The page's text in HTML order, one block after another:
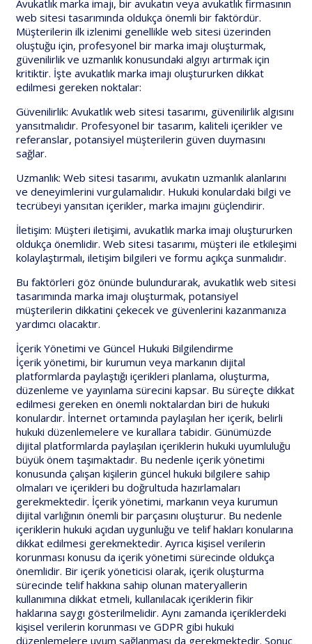
Avukatlık marka imajı, bir avukatın veya avukatlık firmasının
web sitesi tasarımında oldukça önemli bir faktördür.
Müşterilerin ilk izlenimi genellikle web sitesi üzerinden
oluştuğu için, profesyonel bir marka imajı oluşturmak,
güvenilirlik ve uzmanlık konusundaki algıyı artırmak için
kritiktir. İşte avukatlık marka imajı oluştururken dikkat
edilmesi gereken noktalar:
Güvenilirlik: Avukatlık web sitesi tasarımı, güvenilirlik algısını
yansıtmalıdır. Profesyonel bir tasarım, kaliteli içerikler ve
referanslar, potansiyel müşterilerin güven duymasını
sağlar.
Uzmanlık: Web sitesi tasarımı, avukatın uzmanlık alanlarını
ve deneyimlerini vurgulamalıdır. Hukuki konulardaki bilgi ve
tecrübeyi yansıtan içerikler, marka imajını güçlendirir.
İletişim: Müşteri iletişimi, avukatlık marka imajı oluştururken
oldukça önemlidir. Web sitesi tasarımı, müşteri ile etkileşimi
kolaylaştırmalı, iletişim bilgileri ve formu açıkça sunmalıdır.
Bu faktörleri göz önünde bulundurarak, avukatlık web sitesi
tasarımında marka imajı oluşturmak, potansiyel
müşterilerin dikkatini çekecek ve güvenlerini kazanmanıza
yardımcı olacaktır.
İçerik Yönetimi ve Güncel Hukuki Bilgilendirme
İçerik yönetimi, bir kurumun veya markanın dijital
platformlarda paylaştığı içerikleri planlama, oluşturma,
düzenleme ve yayınlama sürecini kapsar. Bu süreçte dikkat
edilmesi gereken en önemli noktalardan biri de hukuki
konulardır. İnternet ortamında paylaşılan her içerik, belirli
hukuki düzenlemelere ve kurallara tabidir. Günümüzde
dijital platformlarda paylaşılan içeriklerin hukuki uyumluluğu
büyük önem taşımaktadır. Bu nedenle içerik yönetimi
konusunda çalışan kişilerin güncel hukuki bilgilere sahip
olmaları ve içerikleri bu doğrultuda hazırlamaları
gerekmektedir. İçerik yönetimi, markanın veya kurumun
dijital varlığının önemli bir parçasını oluşturur. Bu nedenle
içeriklerin hukuki açıdan uygunluğu ve telif hakları konularına
dikkat edilmesi gerekmektedir. Ayrıca kişisel verilerin
korunması konusu da içerik yönetimi sürecinde oldukça
önemlidir. Bir içerik yöneticisi olarak, içerik oluşturma
sürecinde telif hakkına sahip olunan materyallerin
kullanımına dikkat etmeli, kullanılacak içeriklerin fikir
haklarına saygı gösterilmelidir. Aynı zamanda içeriklerdeki
kişisel verilerin korunması ve GDPR gibi hukuki
düzenlemelere uyum sağlanması da gerekmektedir. Sonuç